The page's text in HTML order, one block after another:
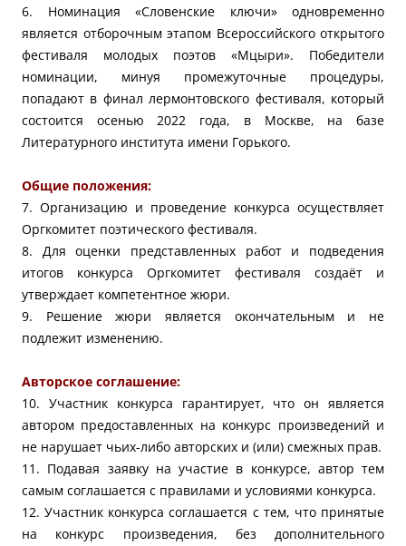
6. Номинация «Словенские ключи» одновременно
является отборочным этапом Всероссийского открытого
фестиваля молодых поэтов «Мцыри». Победители
номинации, минуя промежуточные процедуры,
попадают в финал лермонтовского фестиваля, который
состоится осенью 2022 года, в Москве, на базе
Литературного института имени Горького.
Общие положения:
7. Организацию и проведение конкурса осуществляет
Оргкомитет поэтического фестиваля.
8. Для оценки представленных работ и подведения
итогов конкурса Оргкомитет фестиваля создаёт и
утверждает компетентное жюри.
9. Решение жюри является окончательным и не
подлежит изменению.
Авторское соглашение:
10. Участник конкурса гарантирует, что он является
автором предоставленных на конкурс произведений и
не нарушает чьих-либо авторских и (или) смежных прав.
11. Подавая заявку на участие в конкурсе, автор тем
самым соглашается с правилами и условиями конкурса.
12. Участник конкурса соглашается с тем, что принятые
на конкурс произведения, без дополнительного